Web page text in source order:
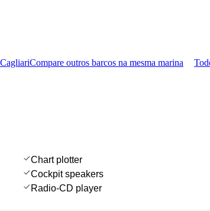
Compare outros barcos na mesma marina
Chart plotter
Cockpit speakers
Radio-CD player